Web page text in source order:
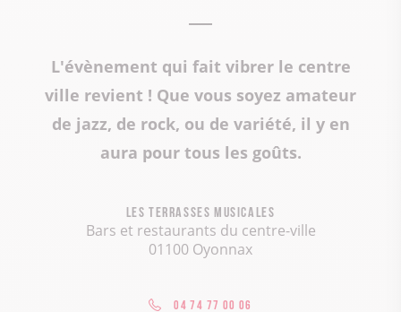
L'évènement qui fait vibrer le centre
ville revient ! Que vous soyez amateur
de jazz, de rock, ou de variété, il y en
aura pour tous les goûts.
Les Terrasses Musicales
Bars et restaurants du centre-ville
01100 Oyonnax
04 74 77 00 06